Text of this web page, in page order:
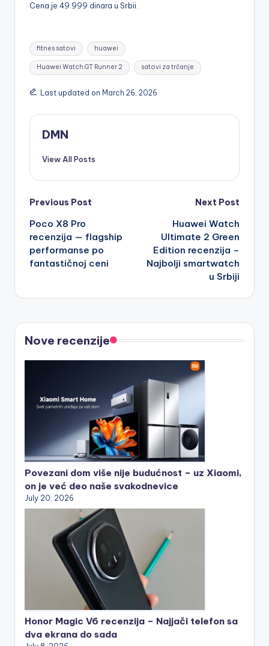
Cena je 49.999 dinara u Srbii.
Tags:
fitnes satovi huawei
Huawei Watch GT Runner 2 satovi za trčanje
Last updated on March 26, 2026
DMN
View All Posts
Post
navigation
Previous Post
Poco X8 Pro
recenzija — flagship
performanse po
fantastičnoj ceni
Next Post
Huawei Watch
Ultimate 2 Green
Edition recenzija –
Najbolji smartwatch
u Srbiji
Nove recenzije
Povezani dom više nije budućnost – uz Xiaomi,
on je već deo naše svakodnevice
July 20, 2026
Honor Magic V6 recenzija – Najjači telefon sa
dva ekrana do sada